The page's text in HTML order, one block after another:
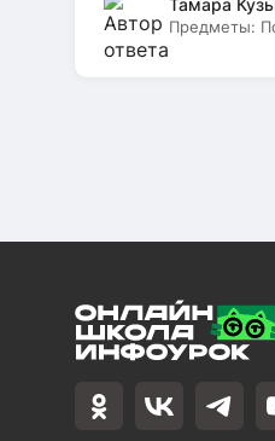
Тамара
Предметы: